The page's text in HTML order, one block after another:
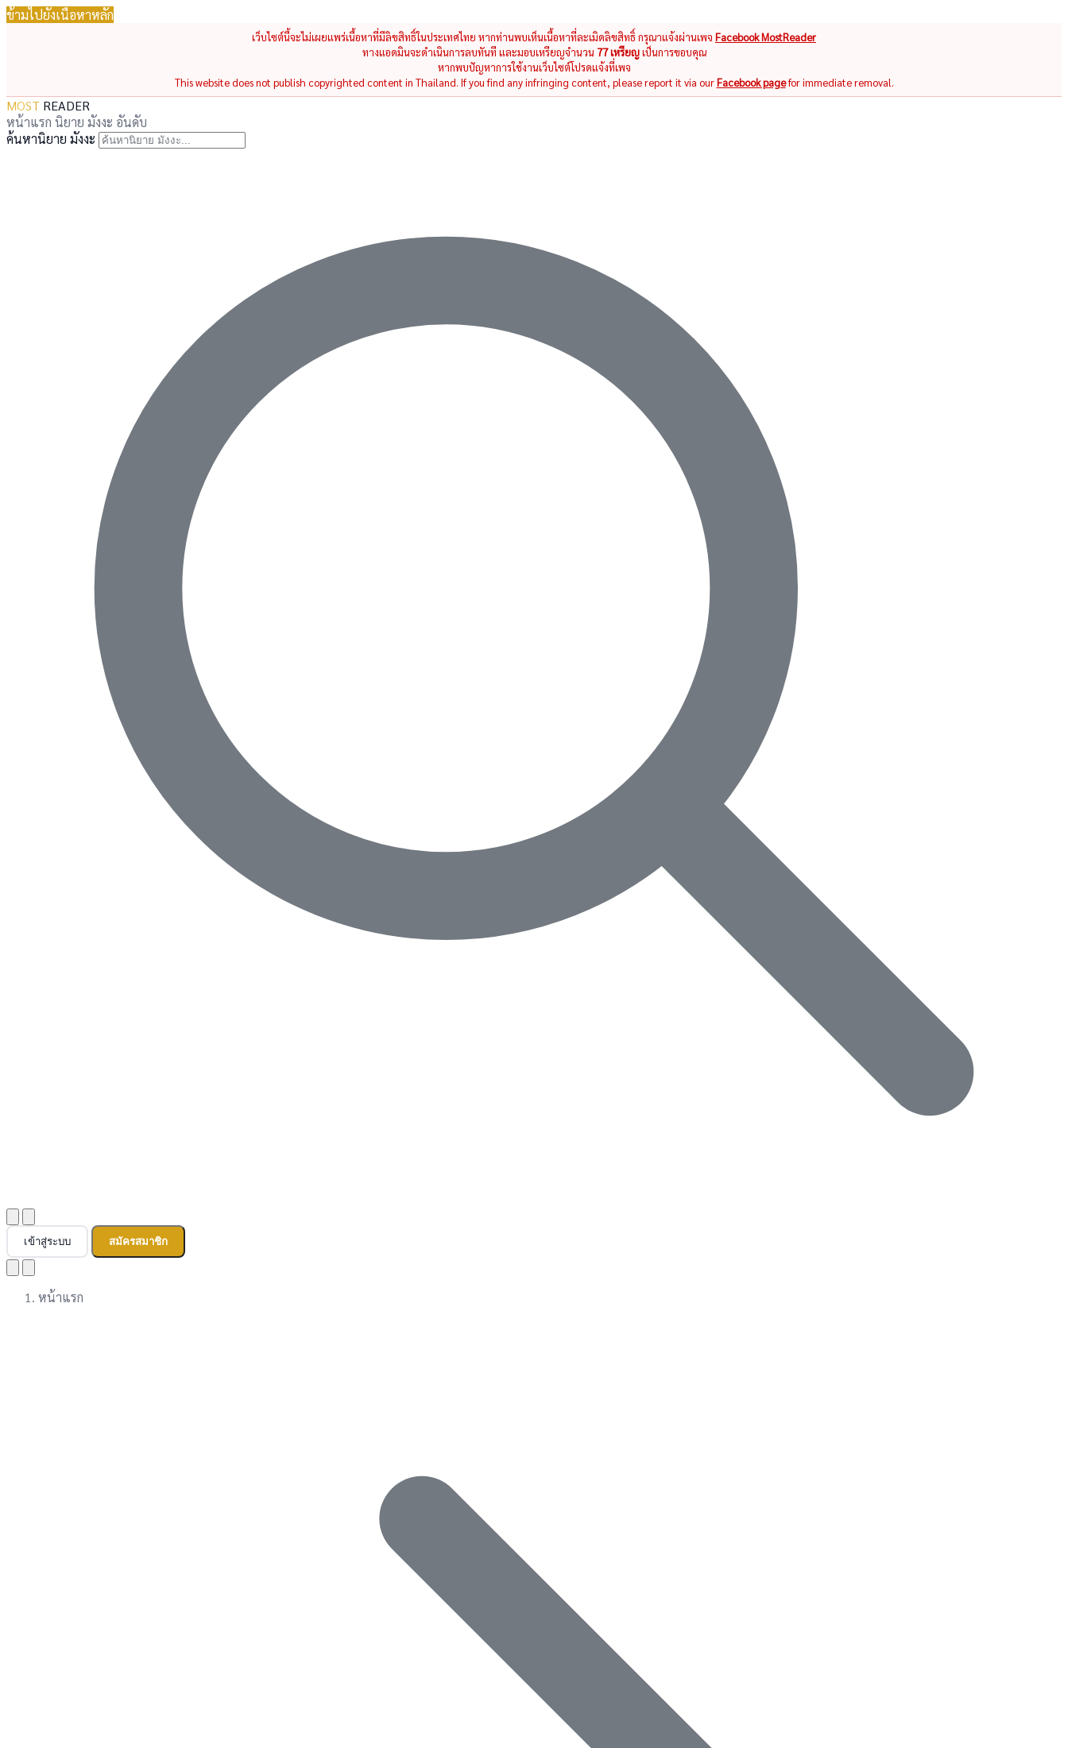
ข้ามไปยังเนื้อหาหลัก
เว็บไซต์นี้จะไม่เผยแพร่เนื้อหาที่มีลิขสิทธิ์ในประเทศไทย หากท่านพบเห็นเนื้อหาที่ละเมิดลิขสิทธิ์ กรุณาแจ้งผ่านเพจ Facebook MostReader
ทางแอดมินจะดำเนินการลบทันที และมอบเหรียญจำนวน 77 เหรียญเป็นการขอบคุณ
หากพบปัญหาการใช้งานเว็บไซต์โปรดแจ้งที่เพจ
This website does not publish copyrighted content in Thailand. If you find any infringing content, please report it via ourFacebook pagefor immediate removal.
MOST READER
หน้าแรก นิยาย มังงะ อันดับ
ค้นหานิยาย มังงะ
เข้าสู่ระบบ สมัครสมาชิก
หน้าแรก